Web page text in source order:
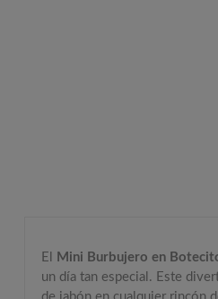
El Mini Burbujero en
un día tan especial. Este